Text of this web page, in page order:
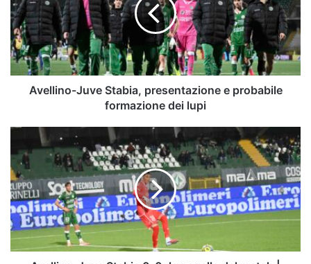
e
probabile
formazione
dei
lupi
Avellino-Juve Stabia, presentazione e probabile
formazione dei lupi
Avellino-
Stabia
0-
0,
le
pagelle
del
match